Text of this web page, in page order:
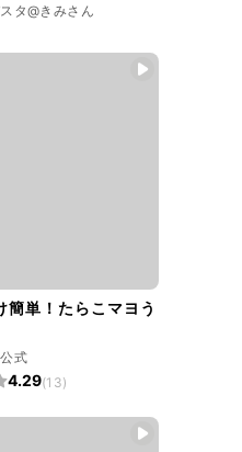
タ@きみさん
簡単！たらこマヨう
式
4.29(13)